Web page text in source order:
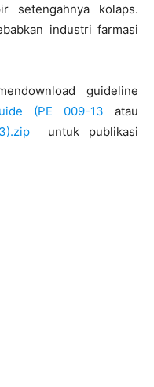
setengahnya kolaps.
industri farmasi
guideline
(PE 009-13 atau
untuk publikasi